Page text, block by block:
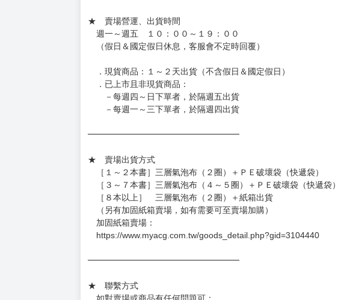
訂金金額將退回至買動漫錢包。
◆日本精品為受注代購性質，結單後恕無法取消，請慎重下單。
◆日本精品圖像僅供參考，設計及式樣請以實際商品為準，可能有色差。
約發售後1個月-2個月抵台。
◆如遇缺貨或砍單，將另行通知並取消訂單，敬請諒解。
週一～週五 １０：００～１９：００
（假日＆國定假日休息，客服會不定時回覆）
．現貨商品：１～２天出貨（不含假日＆國定假日）
．已上市且非現貨商品：
－每週四～日下單者，於隔週五出貨
－每週一～三下單者，於隔週四出貨
★ 賣場出貨方式
［１～２本書］三層氣泡布（２圈）＋ＰＥ破壞袋（快遞袋）